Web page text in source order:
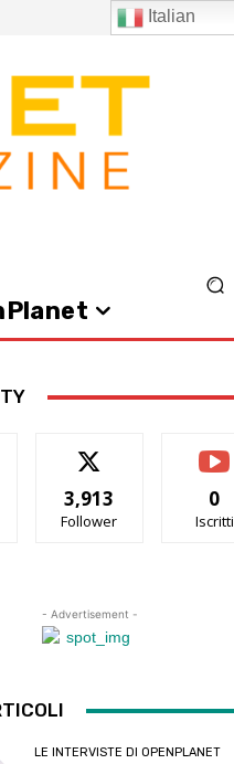
3,913
Follower
0
Iscritti
- Advertisement -
LE INTERVISTE DI OPENPLANET
Italian